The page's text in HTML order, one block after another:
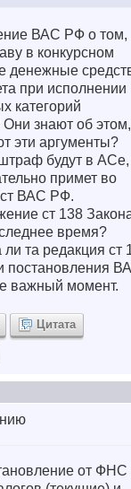
ВАС РФ о том,
в конкурсном
денежные
при исполнении
категорий
знают об этом,
эти аргументы?
будут в АСе,
примет во
ВАС РФ.
ст 138
время?
та редакция ст
постановления
важный момент.
Цитата
от ФНС